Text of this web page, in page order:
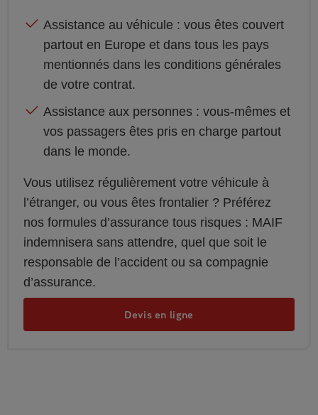
Assistance au véhicule : vous êtes couvert
partout en Europe et dans tous les pays
mentionnés dans les conditions générales
de votre contrat.
Assistance aux personnes : vous-mêmes et
vos passagers êtes pris en charge partout
dans le monde.
Vous utilisez régulièrement votre véhicule à
l’étranger, ou vous êtes frontalier ? Préférez
nos formules d’assurance tous risques : MAIF
indemnisera sans attendre, quel que soit le
responsable de l’accident ou sa compagnie
d’assurance.
Devis en ligne